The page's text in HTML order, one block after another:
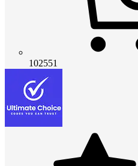
102551